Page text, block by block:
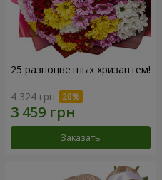
25 разноцветных хризантем!
4 324 грн
Заказать